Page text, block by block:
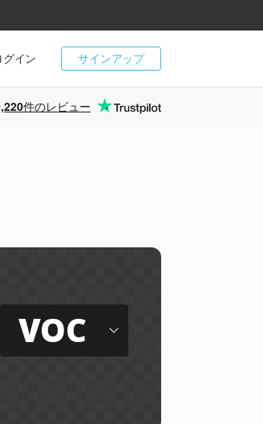
サインアップ
グイン
件のレビュー
VOC